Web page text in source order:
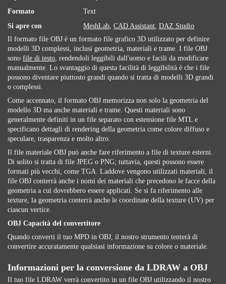
Formato
Text
Si apre con
MeshLab, CAD Assistant, DAZ Studio
Il formato file OBJ è un formato file grafico 3D utilizzato per definire
modelli 3D complessi, inclusi geometria, materiali e trame. I file OBJ
sono file di testo, rendendoli leggibili dall'uomo e facili da modificare
manualmente. Lo svantaggio di questa facilità di leggibilità è che i file
possono diventare piuttosto grandi quando si tratta di modelli 3D grandi
o complessi.
Come accennato, il formato OBJ memorizza non solo la geometria del
modello 3D ma anche materiali e trame. Questi materiali sono
generalmente definiti in un file separato con estensione file MTL e
specificano dettagli di rendering della geometria come colore diffuso e
speculare, trasparenza e molto altro.
Il file materiale OBJ può anche fare riferimento a file di texture esterni.
Di solito si tratta di file JPEG o PNG; tuttavia, questi possono essere
formati più vecchi, come TGA. Laddove vengono utilizzati materiali, il
file OBJ conterrà anche i nomi dei materiali che precedono le facce della
geometria a cui dovrebbero essere applicati. Se si fa riferimento alle
texture, la geometria conterrà anche le coordinate della texture (UV) per
ciascun vertice.
OBJ Capacità del convertitore
Quando converti il ​​tuo MPD in OBJ, il nostro strumento tenterà di
convertire accuratamente qualsiasi informazione su colore o materiale.
Informazioni per la conversione da LDRAW a OBJ
Il tuo file LDRAW verrà convertito in un file OBJ utilizzando il nostro